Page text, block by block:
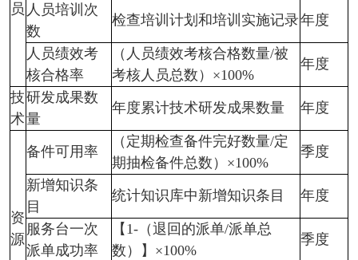
员 人员培训次
数
检查培训计划和培训实施记录年度
人员绩效考
核合格率
（人员绩效考核合格数量/被
考核人员总数）×100%
年度
技
术
研发成果数
量
年度累计技术研发成果数量 年度
资
源
备件可用率
（定期检查备件完好数量/定
期抽检备件总数）×100%
季度
新增知识条
目
统计知识库中新增知识条目 年度
服务台一次
派单成功率
【1-（退回的派单/派单总
数）】×100%
季度